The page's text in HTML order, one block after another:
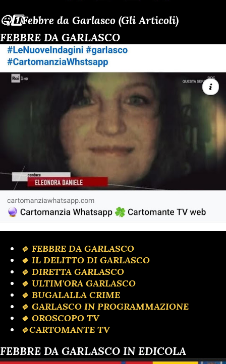
🤒1️⃣Febbre da Garlasco (Gli Articoli)
FEBBRE DA GARLASCO
🔹 FEBBRE DA GARLASCO
🔹 IL DELITTO DI GARLASCO
🔹️ DIRETTA GARLASCO
🔹 ULTIM'ORA GARLASCO
🔹️ BUGALALLA CRIME
🔹️ GARLASCO IN PROGRAMMAZIONE
🔹️ OROSCOPO TV
🔹️CARTOMANTE TV
FEBBRE DA GARLASCO IN EDICOLA